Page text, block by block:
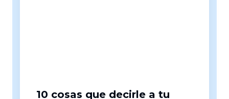
10 cosas que decirle a tu